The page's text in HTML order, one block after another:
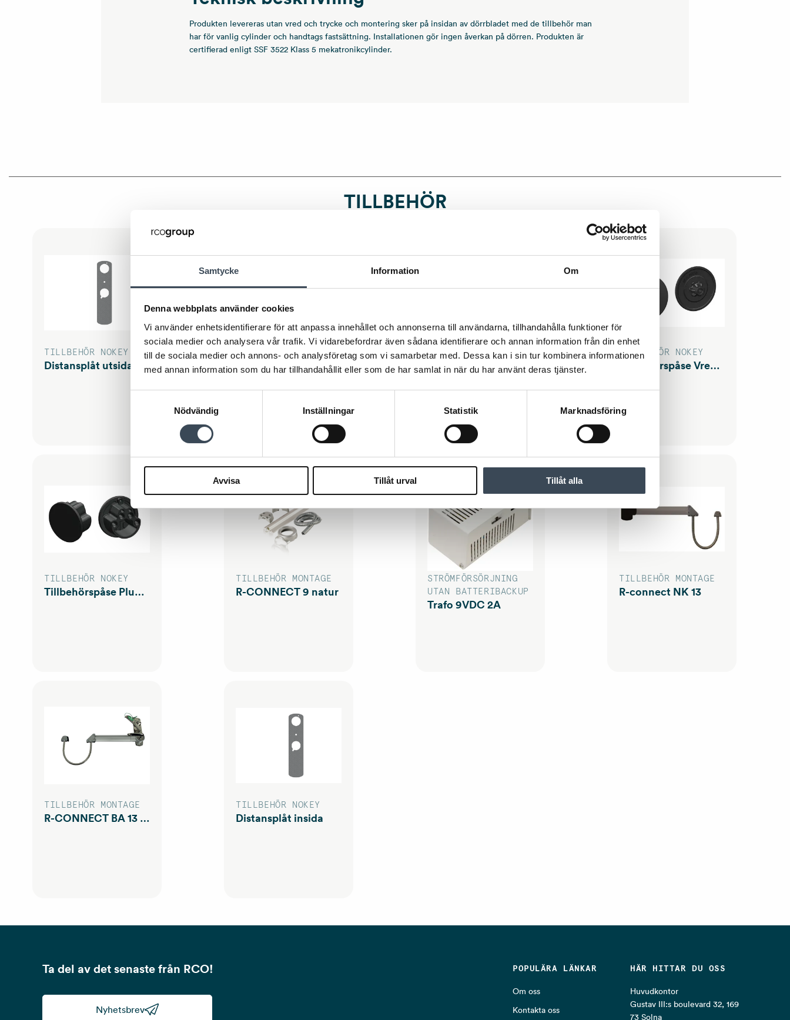
Samtycke Information Om
Denna webbplats använder cookies
Vi använder enhetsidentifierare för att anpassa innehållet och annonserna till användarna, tillhandahålla funktioner för
sociala medier och analysera vår trafik. Vi vidarebefordrar även sådana identifierare och annan information från din enhet
till de sociala medier och annons- och analysföretag som vi samarbetar med. Dessa kan i sin tur kombinera informationen
med annan information som du har tillhandahållit eller som de har samlat in när du har använt deras tjänster.
Nödvändig
Inställningar Statistik Marknadsföring
Avvisa Tillåt urval Tillåt alla
Produkten levereras utan vred och trycke och montering sker på insidan av dörrbladet med de tillbehör man
har för vanlig cylinder och handtags fastsättning. Installationen gör ingen åverkan på dörren. Produkten är
certifierad enligt SSF 3522 Klass 5 mekatronikcylinder.
TILLBEHÖR
TILLBEHÖR NOKEY
Distansplåt utsida
TILLBEHÖR MONTAGE
Vajer till R-Carm/R-Connect
TILLBEHÖR MONTAGE
R-CONNECT 13 natur
TILLBEHÖR NOKEY
Tillbehörspåse Vredplugg Nokey Gen2
TILLBEHÖR NOKEY
Tillbehörspåse Plugg cylinderhål Nokey Gen2
TILLBEHÖR MONTAGE
R-CONNECT 9 natur
STRÖMFÖRSÖRJNING
UTAN BATTERIBACKUP
Trafo 9VDC 2A
TILLBEHÖR MONTAGE
R-connect NK 13
TILLBEHÖR MONTAGE
R-CONNECT BA 13 Natur
TILLBEHÖR NOKEY
Distansplåt insida
Ta del av det senaste från RCO!
Nyhetsbrev
POPULÄRA LÄNKAR
Om oss
Kontakta oss
HÄR HITTAR DU OSS
Huvudkontor
Gustav III:s boulevard 32, 169
73 Solna